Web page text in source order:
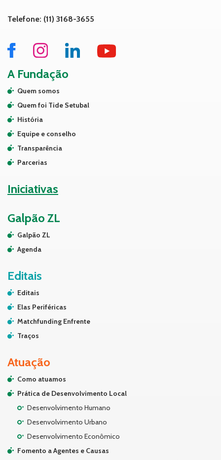
Telefone: (11) 3168-3655
A Fundação
Quem somos
Quem foi Tide Setubal
História
Equipe e conselho
Transparência
Parcerias
Iniciativas
Galpão ZL
Galpão ZL
Agenda
Editais
Editais
Elas Periféricas
Matchfunding Enfrente
Traços
Atuação
Como atuamos
Prática de Desenvolvimento Local
Desenvolvimento Humano
Desenvolvimento Urbano
Desenvolvimento Econômico
Fomento a Agentes e Causas